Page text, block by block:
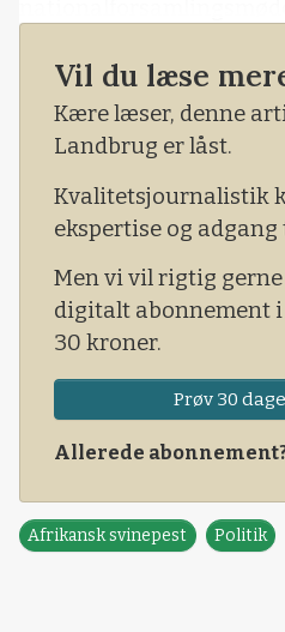
Det skriver den
Vil du læse
Kære læser, denne
Landbrug er låst.
Kvalitetsjournalistik
ekspertise og
Men vi vil rigtig
digitalt abonnement
30 kroner.
Prøv 30
Allerede
Afrikansk svinepest Politik